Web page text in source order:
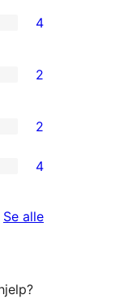
4
2
2
4
Se alleomtalene